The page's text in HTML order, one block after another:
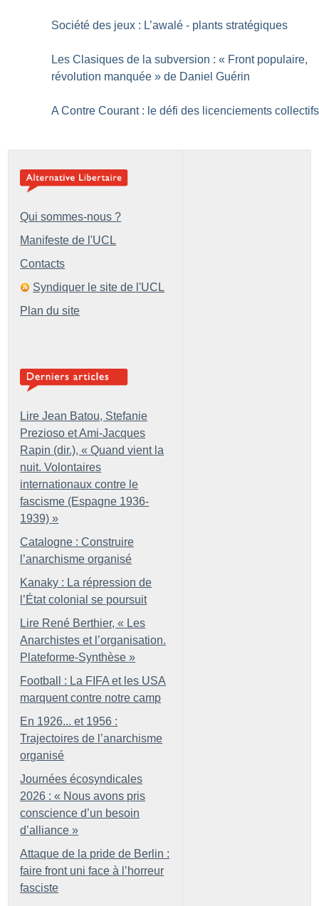
Société des jeux : L’awalé - plants stratégiques
Les Clasiques de la subversion : « Front populaire,
révolution manquée » de Daniel Guérin
A Contre Courant : le défi des licenciements collectifs
Qui sommes-nous ?
Manifeste de l'UCL
Contacts
Syndiquer le site de l'UCL
Plan du site
Lire Jean Batou, Stefanie
Prezioso et Ami-Jacques
Rapin (dir.), « Quand vient la
nuit. Volontaires
internationaux contre le
fascisme (Espagne 1936-
1939) »
Catalogne : Construire
l’anarchisme organisé
Kanaky : La répression de
l’État colonial se poursuit
Lire René Berthier, « Les
Anarchistes et l’organisation.
Plateforme-Synthèse »
Football : La FIFA et les USA
marquent contre notre camp
En 1926... et 1956 :
Trajectoires de l’anarchisme
organisé
Journées écosyndicales
2026 : « Nous avons pris
conscience d’un besoin
d’alliance »
Attaque de la pride de Berlin :
faire front uni face à l’horreur
fasciste